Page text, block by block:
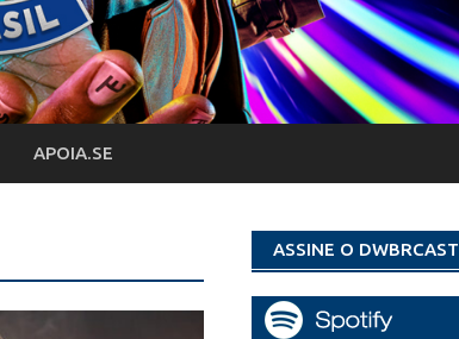
APOIA.SE
ASSINE O DWBRCAST